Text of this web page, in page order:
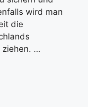
wird man
die
ziehen. …